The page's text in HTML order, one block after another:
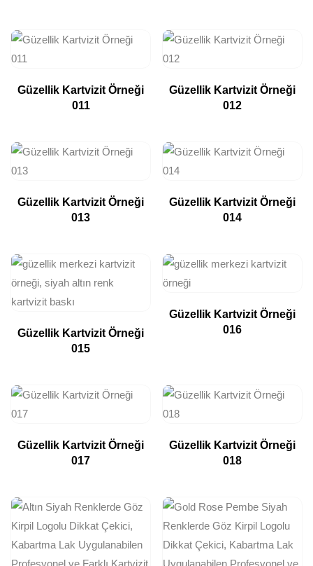
Güzellik Kartvizit Örneği
011
Güzellik Kartvizit Örneği
012
Güzellik Kartvizit Örneği
013
Güzellik Kartvizit Örneği
014
Güzellik Kartvizit Örneği
015
Güzellik Kartvizit Örneği
016
Güzellik Kartvizit Örneği
017
Güzellik Kartvizit Örneği
018